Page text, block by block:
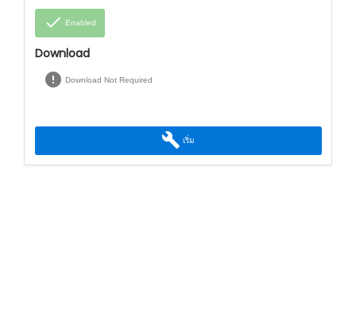
done Enabled
Download
error Download Not Required
build เริ่ม